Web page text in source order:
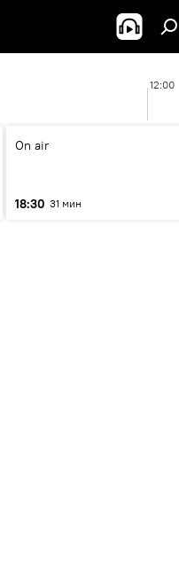
12:00
On air
18:30 31 мин